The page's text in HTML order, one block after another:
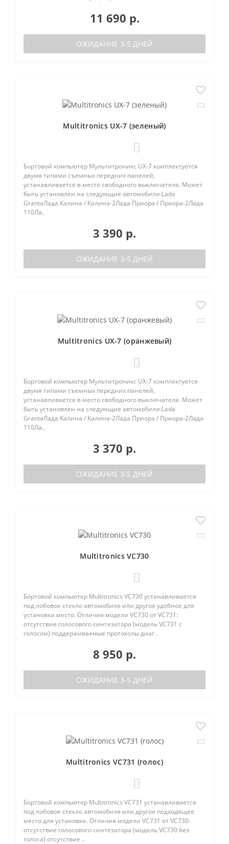
11 690 р.
ОЖИДАНИЕ 3-5 ДНЕЙ
Multitronics UX-7 (зеленый)
Бортовой компьютер Мультитроникс UX-7 комплектуется
двумя типами съемных передних панелей,
устанавливается в место свободного выключателя. Может
быть установлен на следующие автомобили:Lada
GrantaЛада Калина / Калина-2Лада Приора / Приора-2Лада
110Ла..
3 390 р.
ОЖИДАНИЕ 3-5 ДНЕЙ
Multitronics UX-7 (оранжевый)
Бортовой компьютер Мультитроникс UX-7 комплектуется
двумя типами съемных передних панелей,
устанавливается в место свободного выключателя. Может
быть установлен на следующие автомобили:Lada
GrantaЛада Калина / Калина-2Лада Приора / Приора-2Лада
110Ла..
3 370 р.
ОЖИДАНИЕ 3-5 ДНЕЙ
Multitronics VC730
Бортовой компьютер Multitronics VC730 устанавливается
под лобовое стекло автомобиля или другое удобное для
установки место. Отличия модели VC730 от VC731:
отсутствие голосового синтезатора (модель VC731 с
голосом) поддерживаемые протоколы диаг..
8 950 р.
ОЖИДАНИЕ 3-5 ДНЕЙ
Multitronics VC731 (голос)
Бортовой компьютер Multitronics VC731 устанавливается
под лобовое стекло автомобиля или другое подходящее
место для установки. Отличия модели VC731 от VC730:
отсутствие голосового синтезатора (модель VC730 без
голоса) отсутствие ..